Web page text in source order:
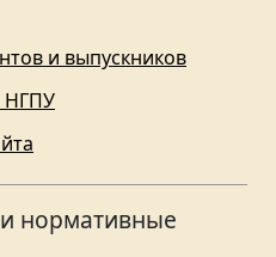
и выпускников
НГПУ
нормативные